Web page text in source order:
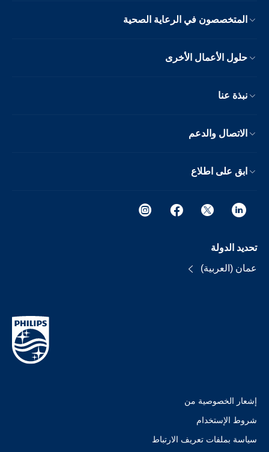
المتخصصون في الرعاية الصحية
حلول الأعمال الأخرى
نبذة عنا
الاتصال والدعم
ابق على اطلاع
تحديد الدولة
عمان (العربية)
إشعار الخصوصية من
شروط الإستخدام
سياسة بملفات تعريف الارتباط